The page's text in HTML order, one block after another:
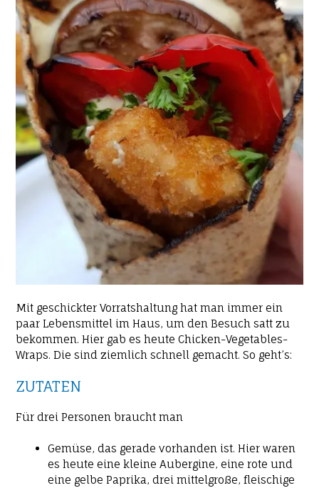
Mit geschickter Vorratshaltung hat man immer ein
paar Lebensmittel im Haus, um den Besuch satt zu
bekommen. Hier gab es heute Chicken-Vegetables-
Wraps. Die sind ziemlich schnell gemacht. So geht’s:
ZUTATEN
Für drei Personen braucht man
Gemüse, das gerade vorhanden ist. Hier waren
es heute eine kleine Aubergine, eine rote und
eine gelbe Paprika, drei mittelgroße, fleischige